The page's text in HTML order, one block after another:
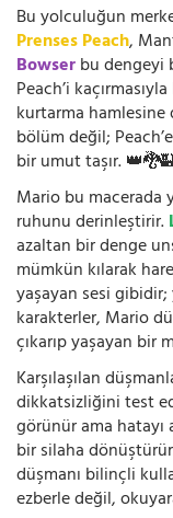
Bu yolculuğun
Prenses Peach,
Bowserbu dengeyi
Peach’i
kurtarma hamlesine
bölüm değil;
bir umut taşır.
Mario bu macerada
ruhunu derinleştirir.
azaltan bir denge
mümkün kılarak
yaşayan sesi gibidir;
karakterler, Mario
çıkarıp yaşayan bir
Karşılaşılan
dikkatsizliğini test
görünür ama hatayı
bir silaha
düşmanı bilinçli
ezberle değil,